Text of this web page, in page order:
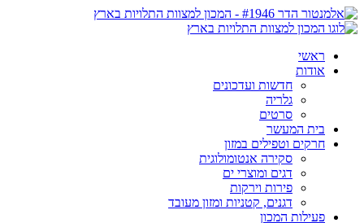
ראשי
אודות
חדשות ועדכונים
גלריה
סרטים
בית המעשר
חרקים וטפילים במזון
סקירה אנטומולוגית
דגים ומוצרי ים
פירות וירקות
דגנים, קטניות ומזון מעובד
פעילות המכון